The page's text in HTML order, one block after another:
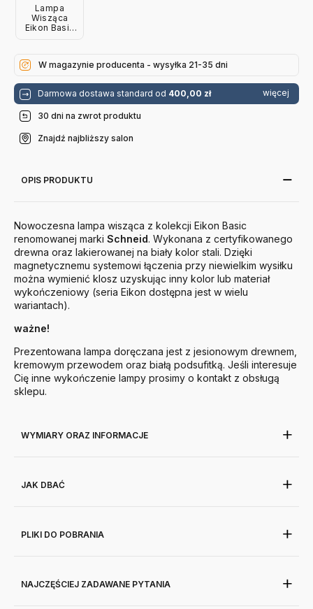
Lampa
Wisząca
Eikon Basic
W magazynie producenta - wysyłka 21-35 dni
Darmowa dostawa standard od 400,00 zł więcej
30 dni na zwrot produktu
Znajdź najbliższy salon
OPIS PRODUKTU
Nowoczesna lampa wisząca z kolekcji Eikon Basic
renomowanej marki Schneid. Wykonana z certyfikowanego
drewna oraz lakierowanej na biały kolor stali. Dzięki
magnetycznemu systemowi łączenia przy niewielkim wysiłku
można wymienić klosz uzyskując inny kolor lub materiał
wykończeniowy (seria Eikon dostępna jest w wielu
wariantach).
ważne!
Prezentowana lampa doręczana jest z jesionowym drewnem,
kremowym przewodem oraz białą podsufitką. Jeśli interesuje
Cię inne wykończenie lampy prosimy o kontakt z obsługą
sklepu.
WYMIARY ORAZ INFORMACJE
JAK DBAĆ
PLIKI DO POBRANIA
NAJCZĘŚCIEJ ZADAWANE PYTANIA